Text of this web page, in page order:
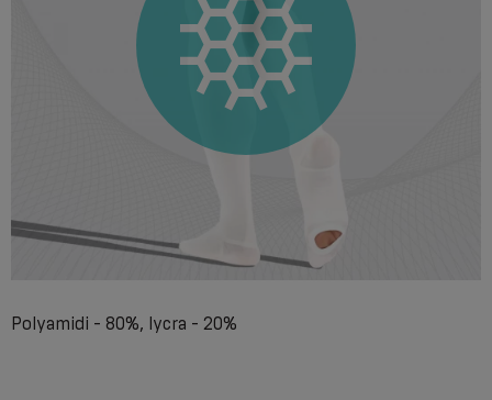
Polyamidi - 80%, lycra - 20%